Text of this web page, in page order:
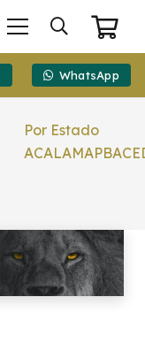
WhatsApp
Por Estado
ACALAMAPBACE